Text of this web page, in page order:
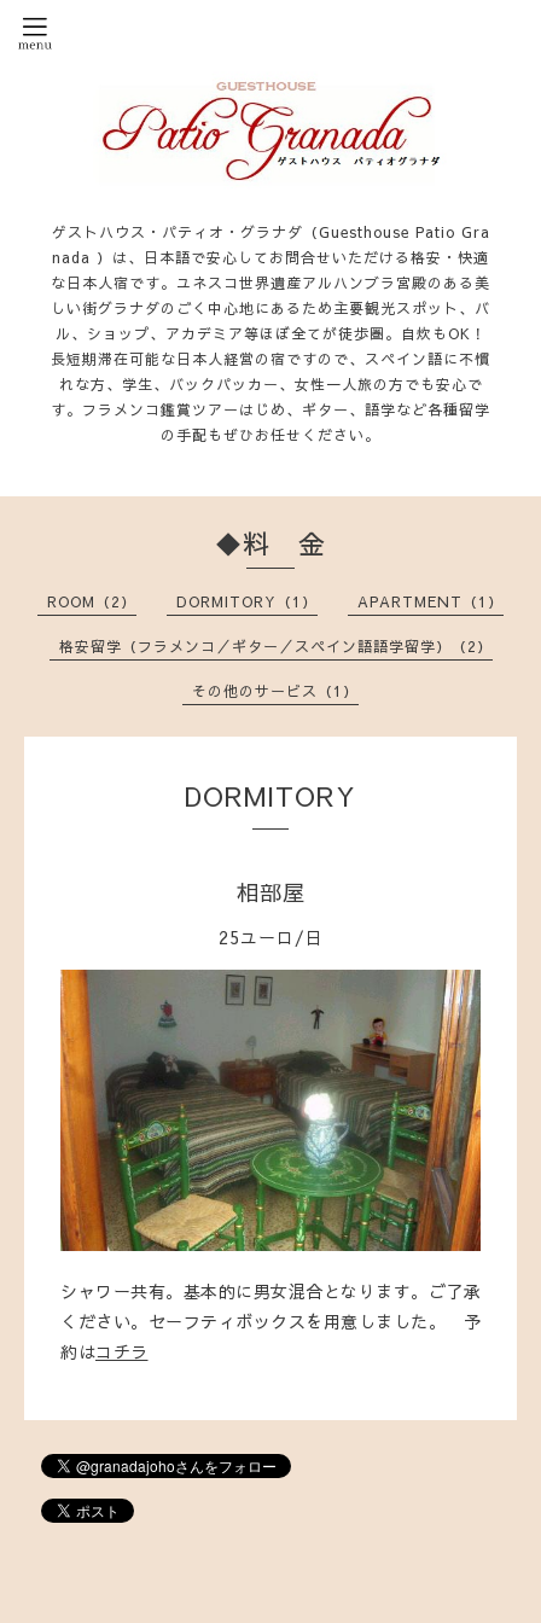
ゲストハウス・パティオ・グラナダ（Guesthouse Patio Gra
nada ）は、日本語で安心してお問合せいただける格安・快適
な日本人宿です。ユネスコ世界遺産アルハンブラ宮殿のある美
しい街グラナダのごく中心地にあるため主要観光スポット、バ
ル、ショップ、アカデミア等ほぼ全てが徒歩圏。自炊もOK！
長短期滞在可能な日本人経営の宿ですので、スペイン語に不慣
れな方、学生、バックパッカー、女性一人旅の方でも安心で
す。フラメンコ鑑賞ツアーはじめ、ギター、語学など各種留学
の手配もぜひお任せください。
◆料 金
ROOM（2） DORMITORY（1） APARTMENT（1）
格安留学（フラメンコ／ギター／スペイン語語学留学）（2）
その他のサービス（1）
DORMITORY
相部屋
25ユーロ/日
シャワー共有。基本的に男女混合となります。ご了承
ください。セーフティボックスを用意しました。 予
約はコチラ